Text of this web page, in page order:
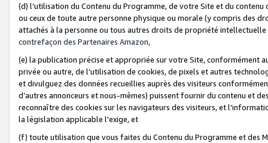
(d) l’utilisation du Contenu du Programme, de votre Site et du
ou ceux de toute autre personne physique ou morale (y compris des
attachés à la personne ou tous autres droits de propriété
contrefaçon des Partenaires Amazon,
(e) la publication précise et appropriée sur votre Site, conformément
privée ou autre, de l’utilisation de cookies, de pixels et autres
et divulguez des données recueillies auprès des visiteurs
d’autres annonceurs et nous-mêmes) puissent fournir du contenu et
reconnaître des cookies sur les navigateurs des visiteurs, et
la législation applicable l'exige, et
(f) toute utilisation que vous faites du Contenu du Programme et des